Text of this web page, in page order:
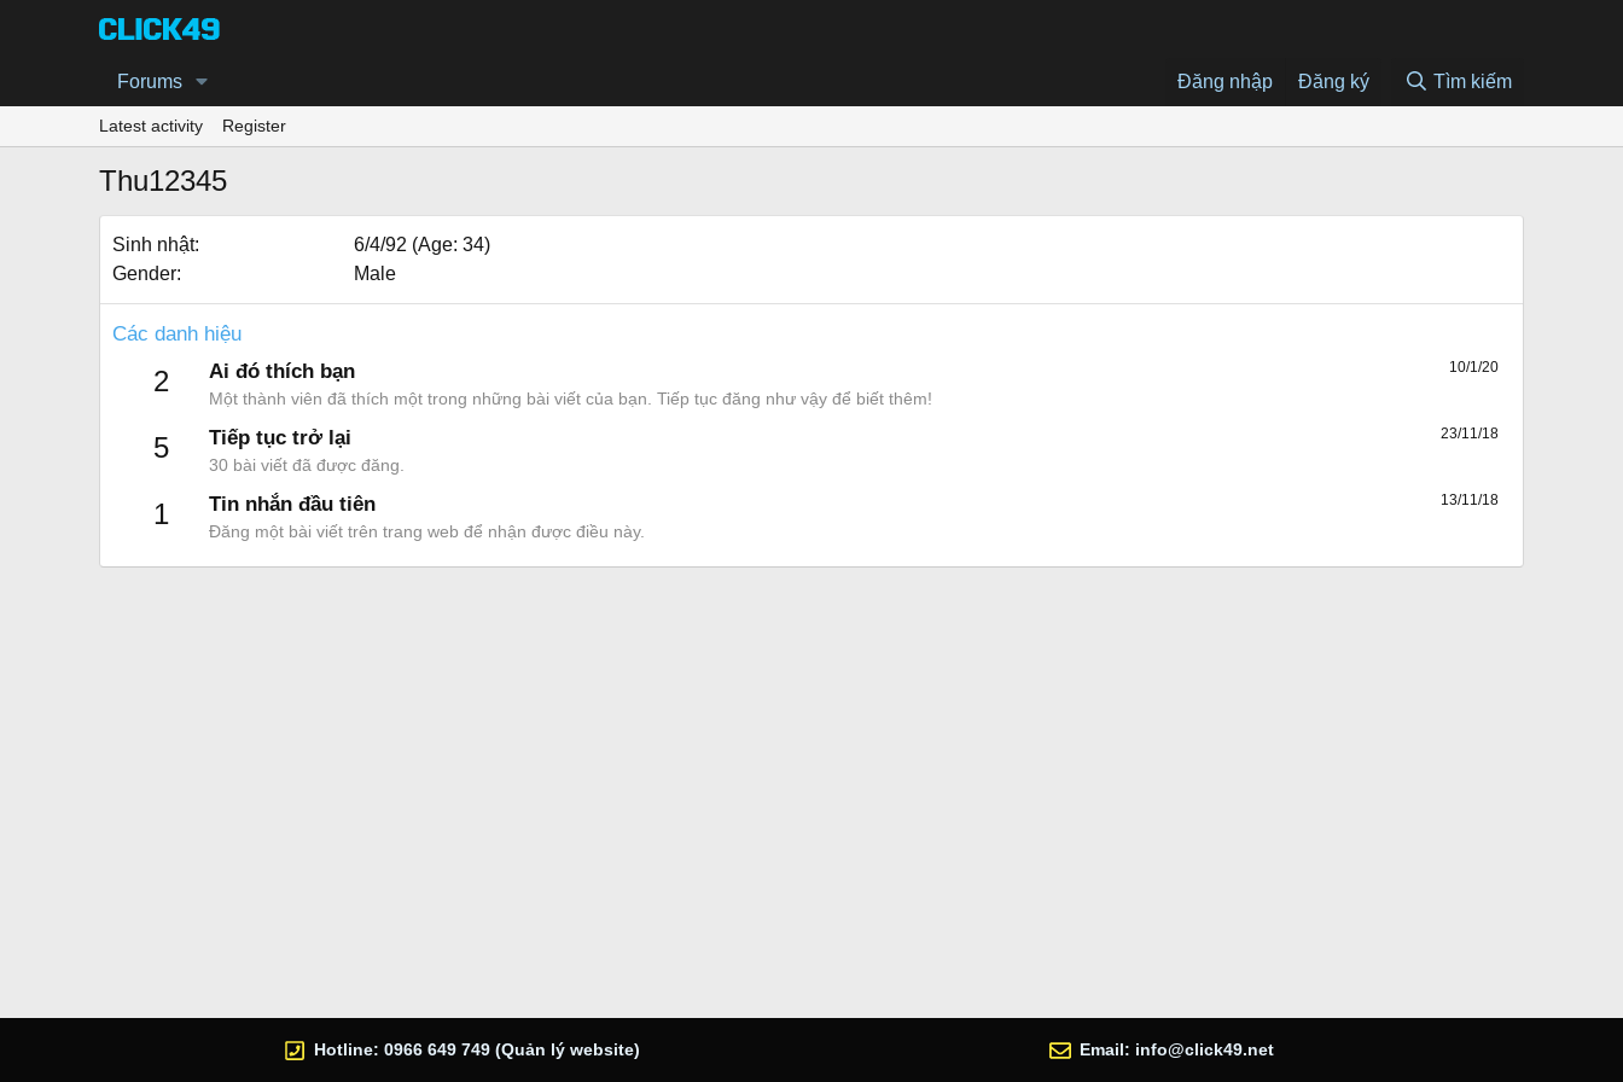
Forums Đăng nhập Đăng ký Tìm kiếm
Latest activity Register
Thu12345
Sinh nhật
6/4/92 (Age: 34)
Gender
Male
Các danh hiệu
2 10/1/20
Ai đó thích bạn
Một thành viên đã thích một trong những bài viết của bạn. Tiếp tục đăng như vậy để biết thêm!
5 23/11/18
Tiếp tục trở lại
30 bài viết đã được đăng.
1 13/11/18
Tin nhắn đầu tiên
Đăng một bài viết trên trang web để nhận được điều này.
Hotline: 0966 649 749 (Quản lý website) Email: info@click49.net